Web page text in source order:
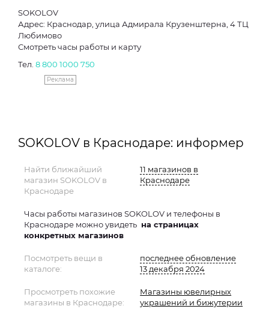
SOKOLOV
Адрес: Краснодар, улица Адмирала Крузенштерна, 4 ТЦ
Любимово
Смотреть часы работы и карту
Тел. 8 800 1000 750
Реклама
SOKOLOV в Краснодаре: информер
Найти ближайший
магазин SOKOLOV в
Краснодаре
11 магазинов в
Краснодаре
Часы работы магазинов SOKOLOV и телефоны в
Краснодаре можно увидеть на страницах
конкретных магазинов
Посмотреть вещи в
каталоге:
последнее обновление
13 декабря 2024
Просмотреть похожие
магазины в Краснодаре:
Магазины ювелирных
украшений и бижутерии